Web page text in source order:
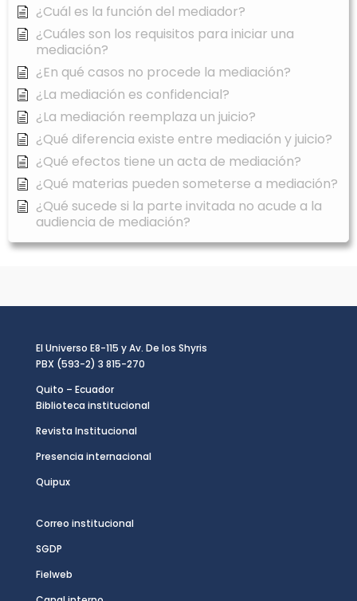
¿Cuál es la función del mediador?
¿Cuáles son los requisitos para iniciar una
mediación?
¿En qué casos no procede la mediación?
¿La mediación es confidencial?
¿La mediación reemplaza un juicio?
¿Qué diferencia existe entre mediación y juicio?
¿Qué efectos tiene un acta de mediación?
¿Qué materias pueden someterse a mediación?
¿Qué sucede si la parte invitada no acude a la
audiencia de mediación?
El Universo E8-115 y Av. De los Shyris
PBX (593-2) 3 815-270
Quito – Ecuador
Biblioteca institucional
Revista Institucional
Presencia internacional
Quipux
Correo institucional
SGDP
Fielweb